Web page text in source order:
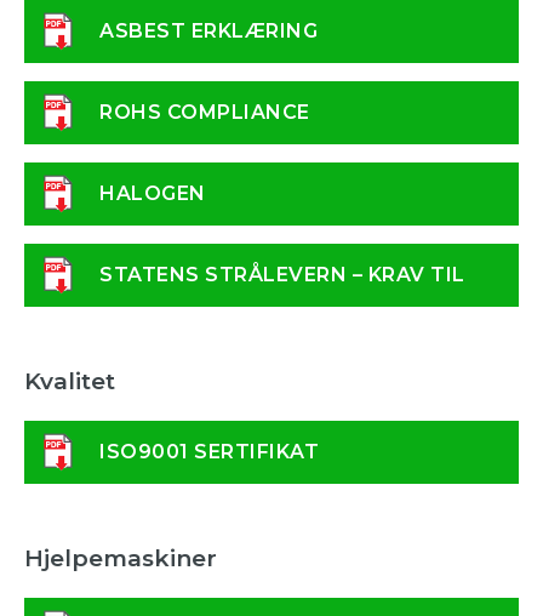
ASBEST ERKLÆRING
ROHS COMPLIANCE
HALOGEN
STATENS STRÅLEVERN – KRAV TIL
Kvalitet
ISO9001 SERTIFIKAT
Hjelpemaskiner